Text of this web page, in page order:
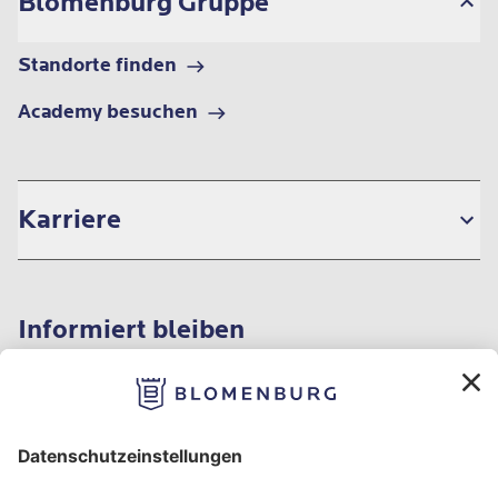
Standorte finden
Academy besuchen
Karriere
Informiert bleiben